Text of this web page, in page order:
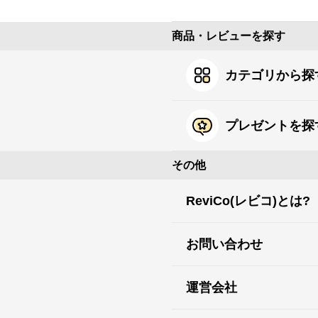
商品・レビューを探す
カテゴリから探
プレゼントを探
その他
ReviCo(レビコ)とは?
お問い合わせ
運営会社